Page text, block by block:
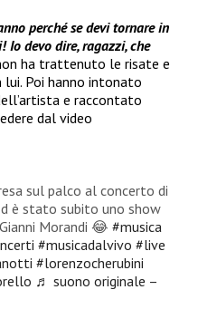
perché se devi tornare in
devo dire, ragazzi, che
ha trattenuto le risate e
Poi hanno intonato
e raccontato
dal video
sul palco al concerto di
è stato subito uno show
Morandi 😂#musica
#musicadalvivo #live
#lorenzocherubini
♬ suono originale –